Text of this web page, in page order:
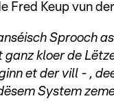
Fred Keup vun
Sprooch
kloer de
et der vill - ,
System